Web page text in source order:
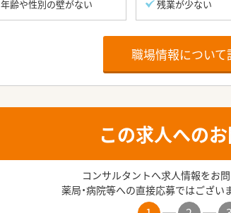
年齢や性別の壁がない
残業が少ない
職場情報について
この求人への
コンサルタントへ求人情報をお
薬局・病院等への直接応募ではござい